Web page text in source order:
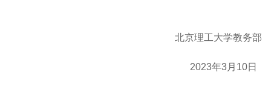
北京理工大学教务部
2023年3月10日